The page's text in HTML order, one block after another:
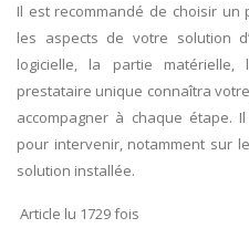
Il est recommandé de choisir
les aspects de votre solution
logicielle, la partie
prestataire unique connaîtra
accompagner à chaque étape.
pour intervenir, notamment sur
solution installée.
Article lu 1729 fois